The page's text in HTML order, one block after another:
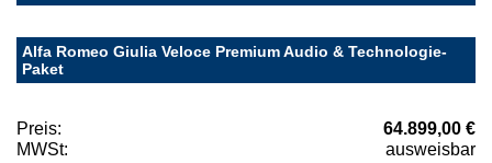
Alfa Romeo Giulia Veloce Premium Audio & Technologie-
Paket
Preis:
64.899,00 €
MWSt:
ausweisbar